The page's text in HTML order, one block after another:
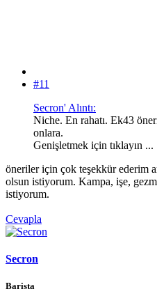
#11
Secron' Alıntı:
Niche. En rahatı. Ek43
onlara.
Genişletmek için tıklayın ...
öneriler için çok teşekkür ederim
olsun istiyorum. Kampa, işe,
istiyorum.
Cevapla
Secron
Barista